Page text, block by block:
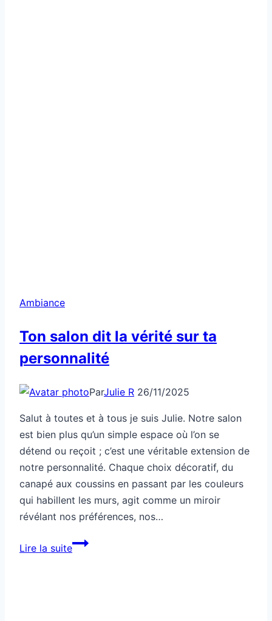
Ambiance
Ton salon dit la vérité sur ta
personnalité
ParJulie R 26/11/2025
Salut à toutes et à tous je suis Julie. Notre salon
est bien plus qu’un simple espace où l’on se
détend ou reçoit ; c’est une véritable extension de
notre personnalité. Chaque choix décoratif, du
canapé aux coussins en passant par les couleurs
qui habillent les murs, agit comme un miroir
révélant nos préférences, nos…
Lire la suiteTon